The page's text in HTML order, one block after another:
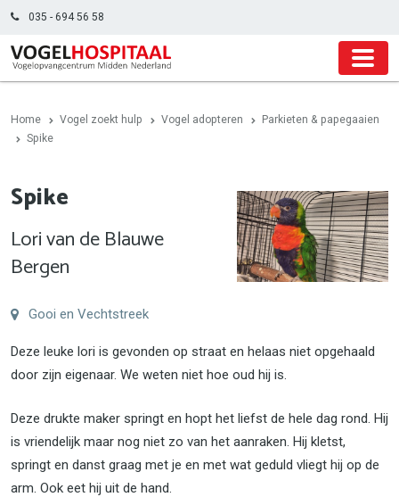
035 - 694 56 58
Home Vogel zoekt hulp Vogel adopteren
Parkieten & papegaaien
Spike
Spike
Lori van de Blauwe
Bergen
Gooi en Vechtstreek
Deze leuke lori is gevonden op straat en helaas niet opgehaald
door zijn eigenaar. We weten niet hoe oud hij is.
Deze drukte maker springt en hopt het liefst de hele dag rond. Hij
is vriendelijk maar nog niet zo van het aanraken. Hij kletst,
springt en danst graag met je en met wat geduld vliegt hij op de
arm. Ook eet hij uit de hand.